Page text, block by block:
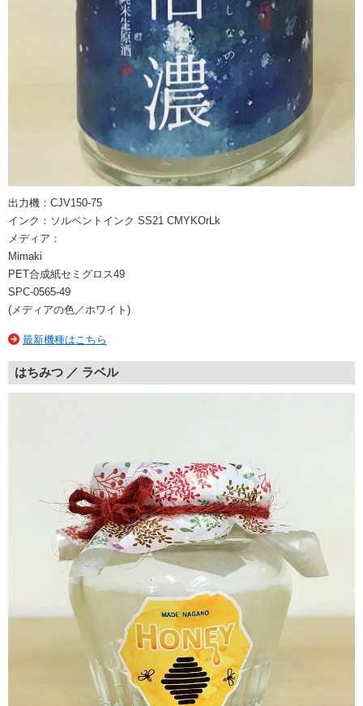
出力機：CJV150-75
インク：ソルベントインク SS21 CMYKOrLk
メディア：
Mimaki
PET合成紙セミグロス49
SPC-0565-49
(メディアの色／ホワイト)
最新機種はこちら
はちみつ ／ ラベル